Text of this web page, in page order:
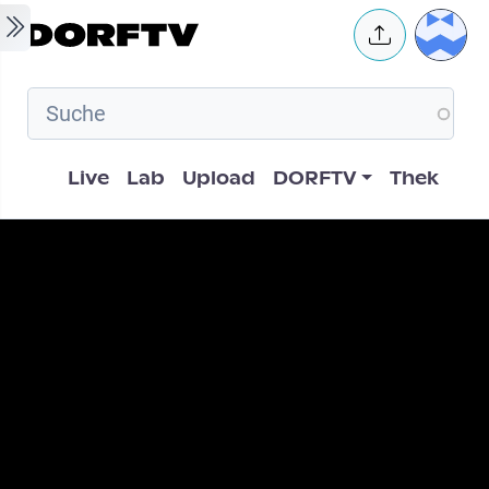
Skip to main content User
Hauptnavigation
Live Lab Upload DORFTV Thek